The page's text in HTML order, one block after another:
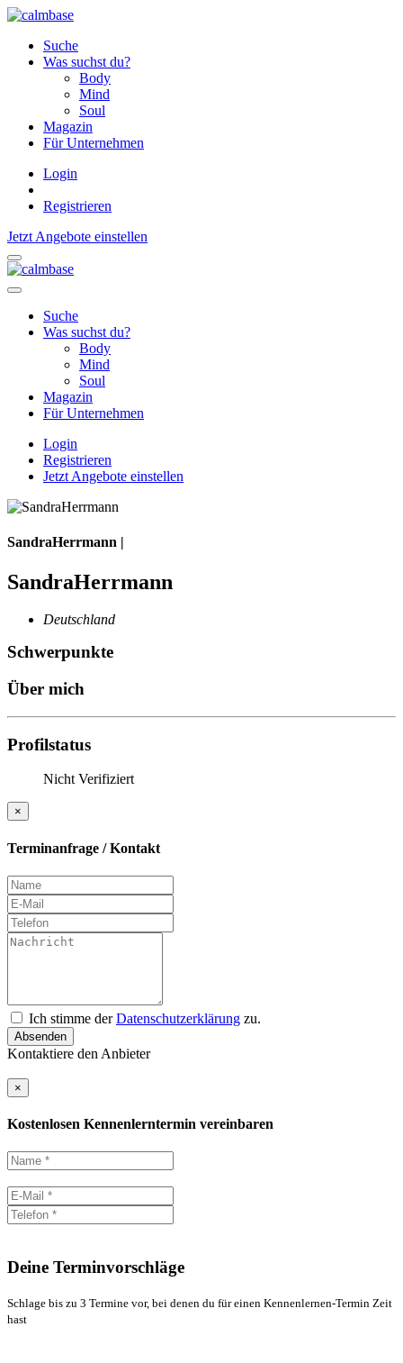
Suche
Was suchst du?
Body
Mind
Soul
Magazin
Für Unternehmen
Login
Registrieren
Jetzt Angebote einstellen
Suche
Was suchst du?
Body
Mind
Soul
Magazin
Für Unternehmen
Login
Registrieren
Jetzt Angebote einstellen
SandraHerrmann |
SandraHerrmann
Deutschland
Schwerpunkte
Über mich
Profilstatus
Nicht Verifiziert
×
Terminanfrage / Kontakt
Ich stimme derDatenschutzerklärung zu.
Absenden
Kontaktiere den Anbieter
×
Kostenlosen Kennenlerntermin vereinbaren
Deine Terminvorschläge
Schlage bis zu 3 Termine vor, bei denen du für einen Kennenlernen-Termin Zeit
hast